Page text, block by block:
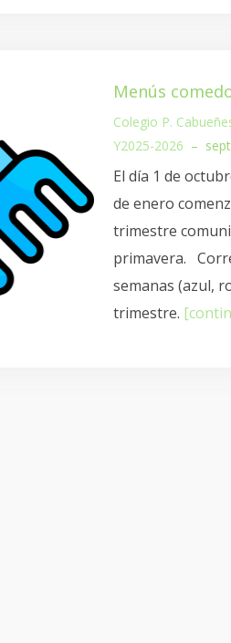
Menús
Colegio P.
Y2025-2026 –
El día 1 de
de enero
trimestre
primavera.
semanas (azul,
trimestre.